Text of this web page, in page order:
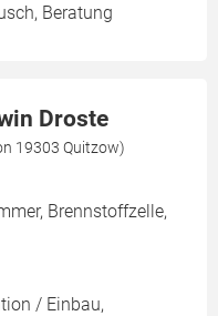
Beratung
Droste
19303 Quitzow)
Brennstoffzelle,
/ Einbau,